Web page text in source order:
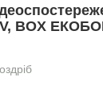
BOX